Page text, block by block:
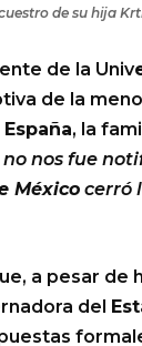
de su hija
de la Univ
de la
, la
nos fue
México cerró
a pesar de
del